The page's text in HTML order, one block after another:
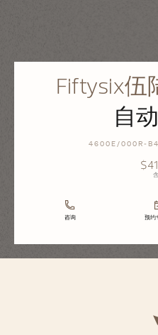
Fiftysix伍
自
4600E/000R-
咨询 预约